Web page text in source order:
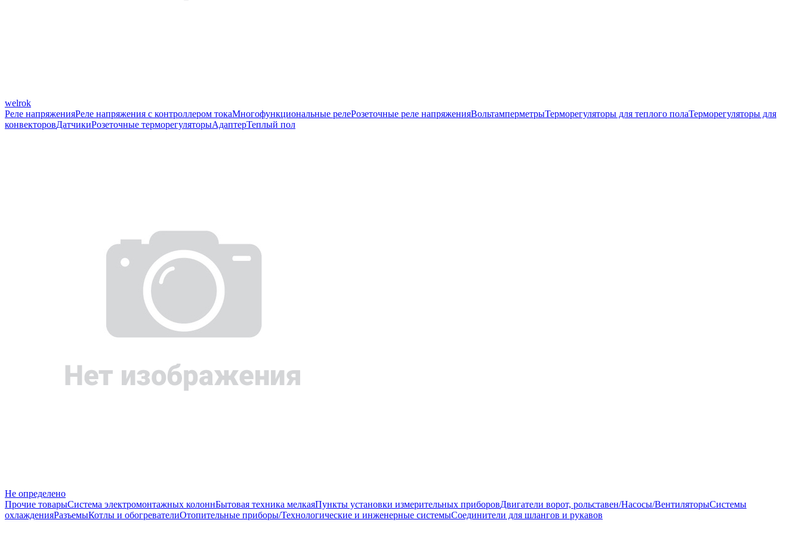
welrok
Реле напряженияРеле напряжения с контроллером токаМногофункциональные релеРозеточные реле напряженияВольтамперметрыТерморегуляторы для теплого полаТерморегуляторы для
конвекторовДатчикиРозеточные терморегуляторыАдаптерТеплый пол
Не определено
Прочие товарыСистема электромонтажных колоннБытовая техника мелкаяПункты установки измерительных приборовДвигатели ворот, рольставен/Насосы/ВентиляторыСистемы
охлажденияРазъемыКотлы и обогревателиОтопительные приборы/Технологические и инженерные системыСоединители для шлангов и рукавов